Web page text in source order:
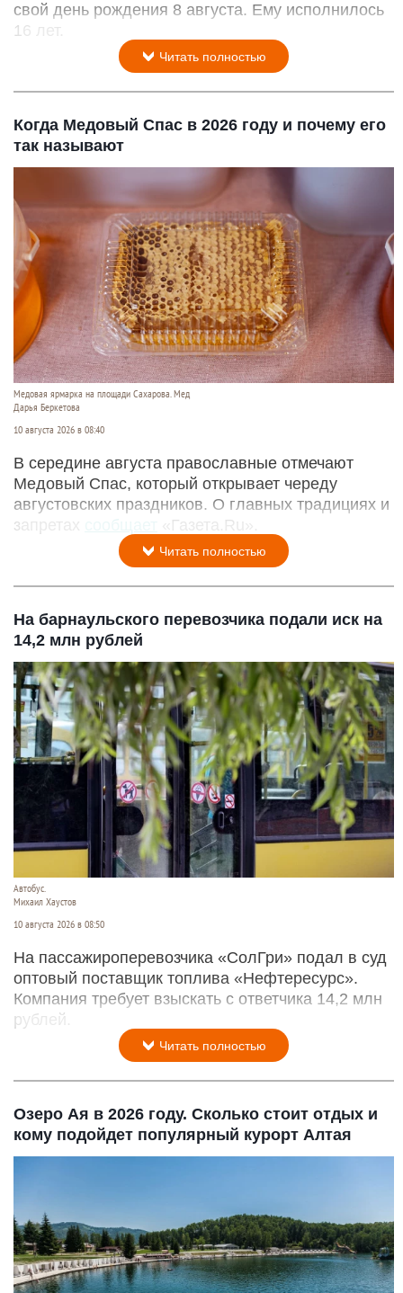
свой день рождения 8 августа. Ему исполнилось
16 лет.
Читать полностью
Когда Медовый Спас в 2026 году и почему его
так называют
Медовая ярмарка на площади Сахарова. Мед
Дарья Беркетова
10 августа 2026 в 08:40
В середине августа православные отмечают
Медовый Спас, который открывает череду
августовских праздников. О главных традициях и
запретах
сообщает «Газета.Ru».
Читать полностью
На барнаульского перевозчика подали иск на
14,2 млн рублей
Автобус.
Михаил Хаустов
10 августа 2026 в 08:50
На пассажироперевозчика «СолГри» подал в суд
оптовый поставщик топлива «Нефтересурс».
Компания требует взыскать с ответчика 14,2 млн
рублей.
Читать полностью
Озеро Ая в 2026 году. Сколько стоит отдых и
кому подойдет популярный курорт Алтая